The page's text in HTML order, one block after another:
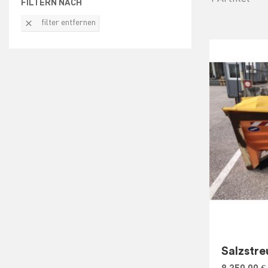
FILTERN NACH
 filter entfernen